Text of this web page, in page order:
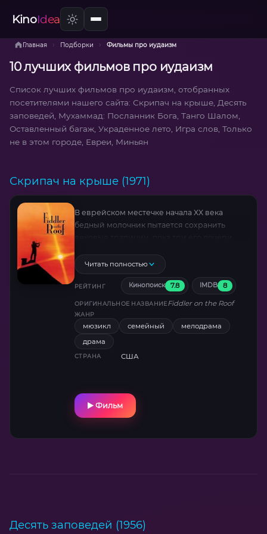
KinoIdea
Главная › Подборки › Фильмы про иудаизм
10 лучших фильмов про иудаизм
Список лучших фильмов про иудаизм, отобранных
посетителями нашего сайта: Скрипач на крыше, Десять
заповедей, Мухаммад: Посланник Бога, Танго Шалом,
Оставленный багаж, Украденное лето, Игра слов, Только
не в этом городе, Евреи, Миньян
Скрипач на крыше (1971)
В еврейском местечке начала XX века
бедный молочник пытается сохранить
нарастающих погромов он стоит перед
мучительным выбором: принять новый мир
или потерять семью. Фильм с легендарным
саундтреком и блистательным Тополем в
роли Тевье.
Читать полностью
РЕЙТИНГ Кинопоиск 7.8 IMDB 8
ОРИГИНАЛЬНОЕ НАЗВАНИЕFiddler on the Roof
ЖАНР
мюзикл семейный
мелодрама
драма
СТРАНА США
Фильм
Десять заповедей (1956)